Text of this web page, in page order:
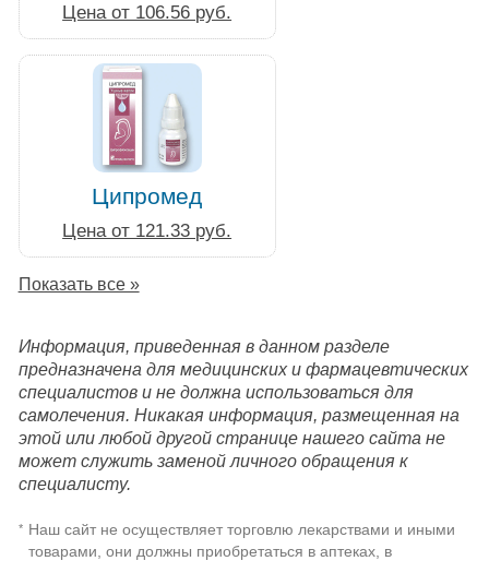
Цена от 106.56 руб.
Ципромед
Цена от 121.33 руб.
Показать все »
Информация, приведенная в данном разделе
предназначена для медицинских и фармацевтических
специалистов и не должна использоваться для
самолечения. Никакая информация, размещенная на
этой или любой другой странице нашего сайта не
может служить заменой личного обращения к
специалисту.
* Наш сайт не осуществляет торговлю лекарствами и иными
товарами, они должны приобретаться в аптеках, в